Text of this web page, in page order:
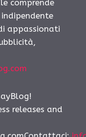
comprende
appassionati
releases and